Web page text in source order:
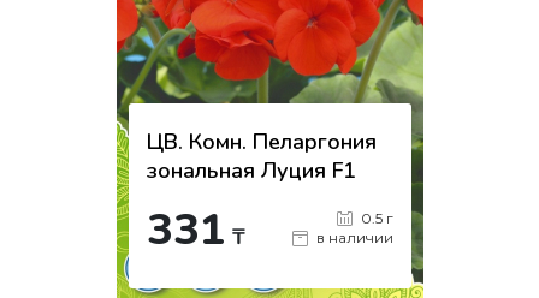
ЦВ. Комн. Пеларгония
зональная Луция F1
331 ₸
0.5 г
в наличии